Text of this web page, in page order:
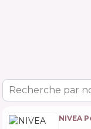
Recherche par
NIVEA